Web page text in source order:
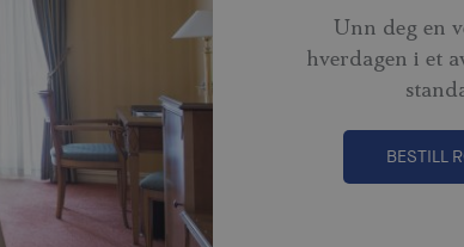
Unn deg en
hverdagen i et
BESTILL